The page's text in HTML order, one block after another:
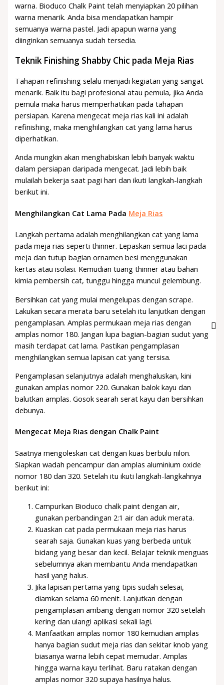
warna. Bioduco Chalk Paint telah menyiapkan 20 pilihan
warna menarik. Anda bisa mendapatkan hampir
semuanya warna pastel. Jadi apapun warna yang
diinginkan semuanya sudah tersedia.
Teknik Finishing Shabby Chic pada Meja Rias
Tahapan refinishing selalu menjadi kegiatan yang sangat
menarik. Baik itu bagi profesional atau pemula, jika Anda
pemula maka harus memperhatikan pada tahapan
persiapan. Karena mengecat meja rias kali ini adalah
refinishing, maka menghilangkan cat yang lama harus
diperhatikan.
Anda mungkin akan menghabiskan lebih banyak waktu
dalam persiapan daripada mengecat. Jadi lebih baik
mulailah bekerja saat pagi hari dan ikuti langkah-langkah
berikut ini.
Menghilangkan Cat Lama Pada Meja Rias
Langkah pertama adalah menghilangkan cat yang lama
pada meja rias seperti thinner. Lepaskan semua laci pada
meja dan tutup bagian ornamen besi menggunakan
kertas atau isolasi. Kemudian tuang thinner atau bahan
kimia pembersih cat, tunggu hingga muncul gelembung.
Bersihkan cat yang mulai mengelupas dengan scrape.
Lakukan secara merata baru setelah itu lanjutkan dengan
pengamplasan. Amplas permukaan meja rias dengan
amplas nomor 180. Jangan lupa bagian-bagian sudut yang
masih terdapat cat lama. Pastikan pengamplasan
menghilangkan semua lapisan cat yang tersisa.
Pengamplasan selanjutnya adalah menghaluskan, kini
gunakan amplas nomor 220. Gunakan balok kayu dan
balutkan amplas. Gosok searah serat kayu dan bersihkan
debunya.
Mengecat Meja Rias dengan Chalk Paint
Saatnya mengoleskan cat dengan kuas berbulu nilon.
Siapkan wadah pencampur dan amplas aluminium oxide
nomor 180 dan 320. Setelah itu ikuti langkah-langkahnya
berikut ini:
Campurkan Bioduco chalk paint dengan air,
gunakan perbandingan 2:1 air dan aduk merata.
Kuaskan cat pada permukaan meja rias harus
searah saja. Gunakan kuas yang berbeda untuk
bidang yang besar dan kecil. Belajar teknik menguas
sebelumnya akan membantu Anda mendapatkan
hasil yang halus.
Jika lapisan pertama yang tipis sudah selesai,
diamkan selama 60 menit. Lanjutkan dengan
pengamplasan ambang dengan nomor 320 setelah
kering dan ulangi aplikasi sekali lagi.
Manfaatkan amplas nomor 180 kemudian amplas
hanya bagian sudut meja rias dan sekitar knob yang
biasanya warna lebih cepat memudar. Amplas
hingga warna kayu terlihat. Baru ratakan dengan
amplas nomor 320 supaya hasilnya halus.